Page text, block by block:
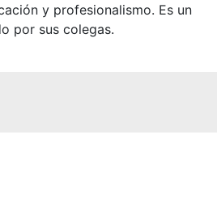
y profesionalismo. Es un
por sus colegas.